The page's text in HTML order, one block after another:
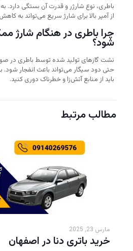
باطری، نوع شارژر و قدرت آن بستگی دارد.
از آمپر بالا برای شارژ سریع می‌تواند به
چرا باطری در هنگام شارژ
شود؟
نشت گازهای تولید شده توسط باطری در
حتی دود سیگار می‌تواند باعث انفجار شود.
باید از منابع آتش‌زا و خطرناک دوری کنید.
مطالب مرتبط
مارس 23, 2025
خرید باتری دنا در اصفهان